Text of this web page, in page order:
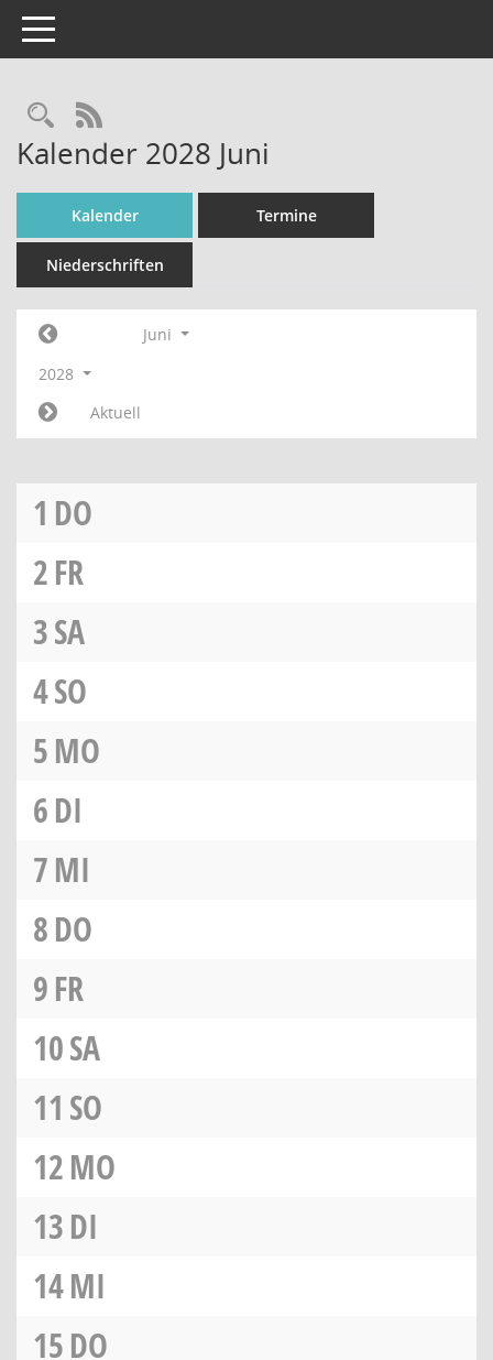
Toggle navigation
Rechercheauswahl
RSS-Feed
Kalender 2028 Juni
Kalender Termine
Niederschriften
Juni
2028
Aktuell
1 DO
2FR
3SA
4SO
5MO
6DI
7MI
8DO
9FR
10SA
11 SO
12MO
13DI
14MI
15DO